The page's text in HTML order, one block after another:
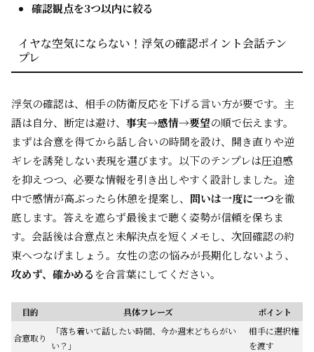
確認観点を3つ以内に絞る
イヤな空気にならない！浮気の確認ポイント会話テン
プレ
浮気の確認は、相手の防衛反応を下げる言い方が要です。主
語は自分、断定は避け、 事実→感情→要望の順で伝えます。
まずは合意を得てから話し合いの時間を設け、開き直りや逆
ギレを誘発しない表現を選びます。以下のテンプレは圧迫感
を抑えつつ、必要な情報を引き出しやすく設計しました。途
中で感情が高ぶったら休憩を提案し、 問いは一度に一つを徹
底します。答えを遮らず最後まで聴く姿勢が信頼を保ちま
す。会話後は合意点と未解決点を短くメモし、次回確認の約
束へつなげましょう。女性の恋の悩みが長期化しないよう、
攻めず、確かめるを合言葉にしてください。
目的 具体フレーズ ポイント
合意取り
「落ち着いて話したい時間、今か週末どちらがい
い？」
相手に選択権
を渡す